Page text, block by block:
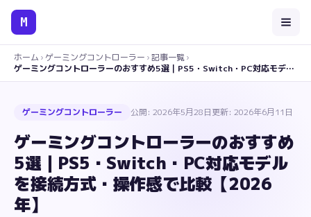
M
ホーム › ゲーミングコントローラー ›記事一覧›
ゲーミングコントローラーのおすすめ5選｜PS5・Switch・PC対応モデルを接続方式・操作感で比較【2026年】
ゲーミングコントローラー 公開: 2026年5月28日更新: 2026年6月11日
ゲーミングコントローラーのおすすめ
5選｜PS5・Switch・PC対応モデル
を接続方式・操作感で比較【2026
年】